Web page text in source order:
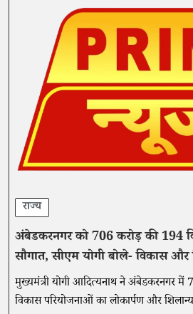
राज्य
अंबेडकरनगर को 706 करोड़ की 194
सौगात, सीएम योगी बोले- विकास और
मुख्यमंत्री योगी आदित्यनाथ ने अंबेडकरनगर
विकास परियोजनाओं का लोकार्पण और